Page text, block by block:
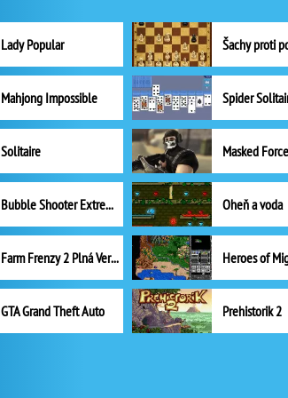
Lady Popular Šachy proti
Mahjong Impossible Spider
Solitaire Masked
Bubble Shooter Extreme Oheň a voda
Farm Frenzy 2 Plná Verze
GTA Grand Theft Auto Prehistorik 2